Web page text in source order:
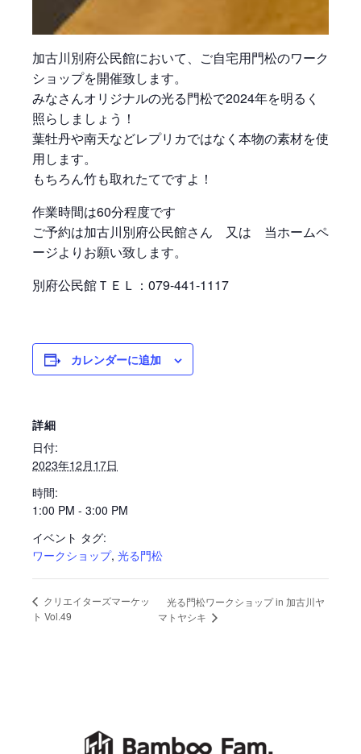
加古川別府公民館において、ご自宅用門松のワーク
ショップを開催致します。
みなさんオリジナルの光る門松で2024年を明るく
照らしましょう！
葉牡丹や南天などレプリカではなく本物の素材を使
用します。
もちろん竹も取れたてですよ！
作業時間は60分程度です
ご予約は加古川別府公民館さん 又は 当ホームペ
ージよりお願い致します。
別府公民館ＴＥＬ： 079-441-1117
カレンダーに追加
詳細
日付:
2023年12月17日
時間:
1:00 PM - 3:00 PM
イベント タグ:
ワークショップ, 光る門松
クリエイターズマーケッ
ト Vol.49
光る門松ワークショップ in 加古川ヤ
マトヤシキ